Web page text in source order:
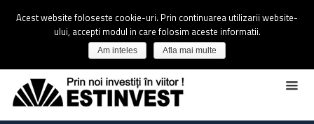
Acest website foloseste cookie-uri. Prin continuarea utilizarii website-
ului, accepti modul in care folosim aceste informatii.
Am inteles Afla mai multe